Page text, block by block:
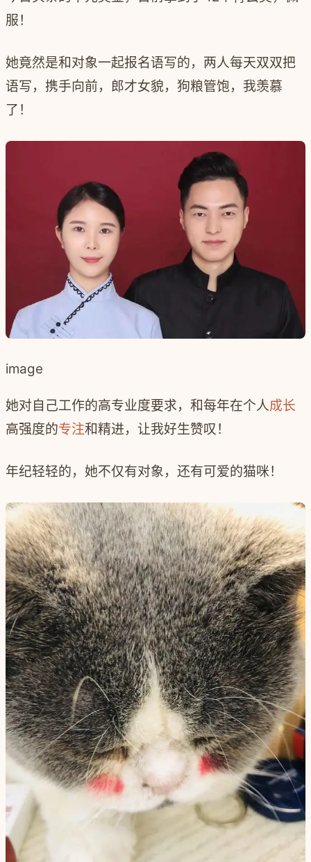
服！
她竟然是和对象一起报名语写的，两人每天双双把
语写，携手向前，郎才女貌，狗粮管饱，我羡慕
了！
image
她对自己工作的高专业度要求，和每年在个人成长
高强度的专注和精进，让我好生赞叹！
年纪轻轻的，她不仅有对象，还有可爱的猫咪！